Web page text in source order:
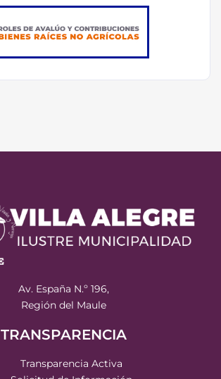
Av. España N.º 196,
Región del Maule
TRANSPARENCIA
Transparencia Activa